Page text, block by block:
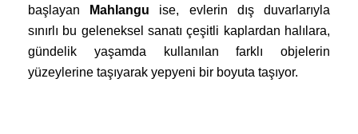
başlayan Mahlangu ise,
evlerin dış duvarlarıyla
sınırlı bu geleneksel sanatı çeşitli kaplardan halılara,
gündelik yaşamda kullanılan farklı objelerin
yüzeylerine taşıyarak yepyeni bir boyuta taşıyor.